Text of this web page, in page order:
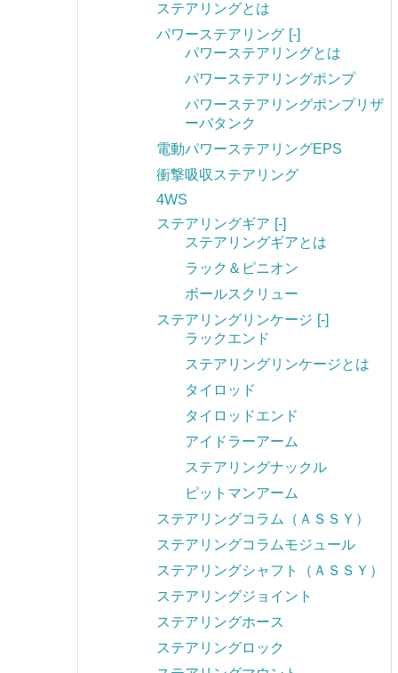
ステアリングとは
パワーステアリング [-]
パワーステアリングとは
パワーステアリングポンプ
パワーステアリングポンプリザ
ーバタンク
電動パワーステアリングEPS
衝撃吸収ステアリング
4WS
ステアリングギア [-]
ステアリングギアとは
ラック＆ピニオン
ボールスクリュー
ステアリングリンケージ [-]
ラックエンド
ステアリングリンケージとは
タイロッド
タイロッドエンド
アイドラーアーム
ステアリングナックル
ピットマンアーム
ステアリングコラム（ＡＳＳＹ）
ステアリングコラムモジュール
ステアリングシャフト（ＡＳＳＹ）
ステアリングジョイント
ステアリングホース
ステアリングロック